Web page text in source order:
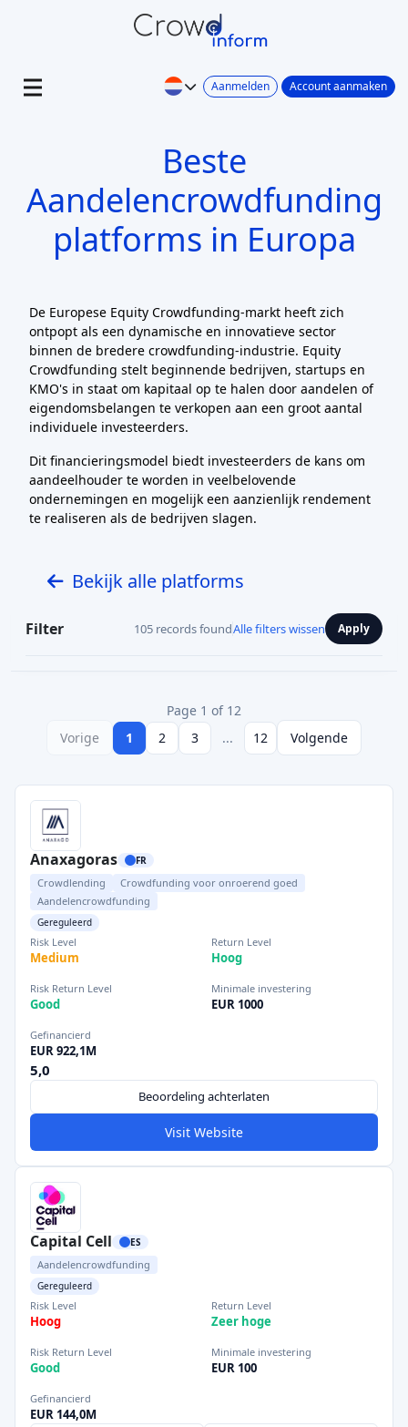
Aanmelden Account aanmaken
Beste
Aandelencrowdfunding
platforms in Europa
De Europese Equity Crowdfunding-markt heeft zich
ontpopt als een dynamische en innovatieve sector
binnen de bredere crowdfunding-industrie. Equity
Crowdfunding stelt beginnende bedrijven, startups en
KMO's in staat om kapitaal op te halen door aandelen of
eigendomsbelangen te verkopen aan een groot aantal
individuele investeerders.
Dit financieringsmodel biedt investeerders de kans om
aandeelhouder te worden in veelbelovende
ondernemingen en mogelijk een aanzienlijk rendement
te realiseren als de bedrijven slagen.
Bekijk alle platforms
Filter 105 records foundAlle filters wissen Apply
Page 1 of 12
Vorige
1 2 3 ... 12 Volgende
Anaxagoras FR
Crowdlending
Crowdfunding voor onroerend goed
Aandelencrowdfunding
Gereguleerd
Risk Level
Medium
Return Level
Hoog
Risk Return Level
Good
Minimale investering
EUR 1000
Gefinancierd
EUR 922,1M
5,0
Beoordeling achterlaten
Visit Website
Capital Cell ES
Aandelencrowdfunding
Gereguleerd
Risk Level
Hoog
Return Level
Zeer hoge
Risk Return Level
Good
Minimale investering
EUR 100
Gefinancierd
EUR 144,0M